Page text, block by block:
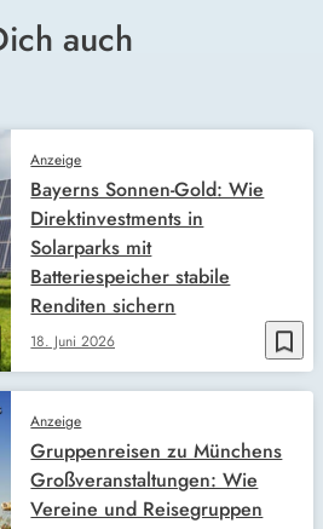
auch
bookmark_border
Anzeige
18. Juni 2026
Bayerns Sonnen-Gold: Wie
Direktinvestments in
Solarparks mit
Batteriespeicher stabile
Renditen sichern
Anzeige
Gruppenreisen zu Münchens
Großveranstaltungen: Wie
Vereine und Reisegruppen